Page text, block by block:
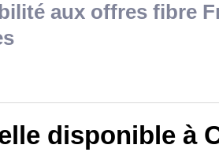
aux offres fibre
disponible à